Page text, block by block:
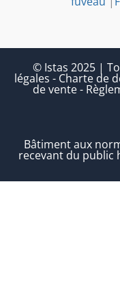
© Istas 2025 |
légales - Charte de
de vente-
Bâtiment aux
recevant du public